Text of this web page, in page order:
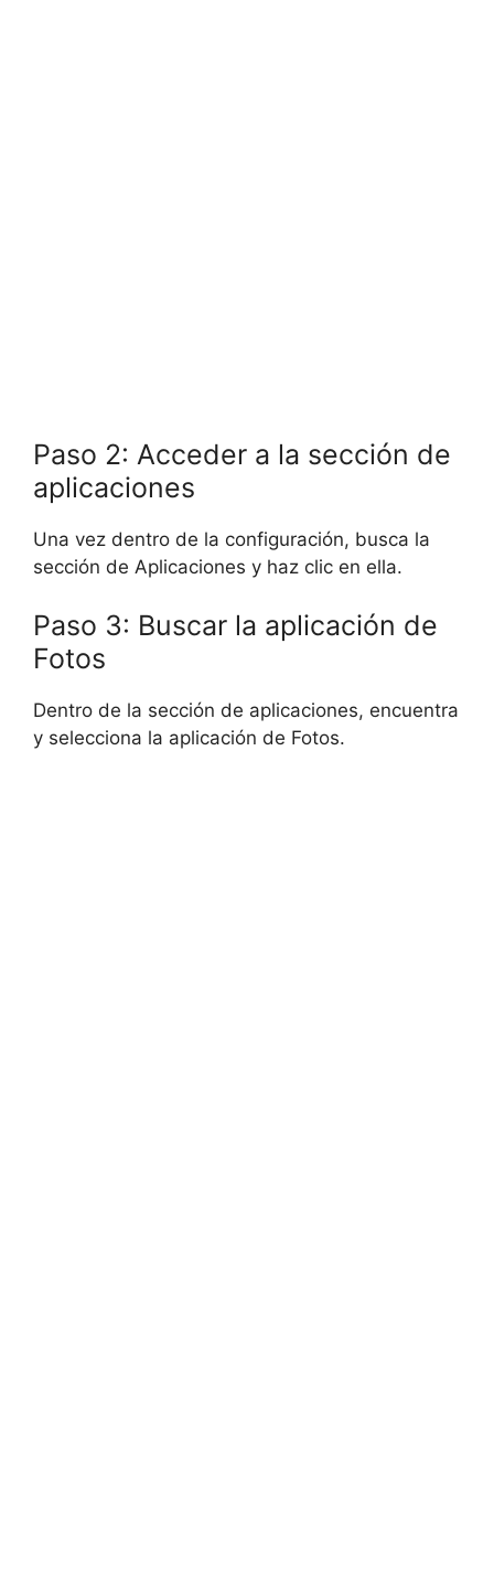
Paso 2: Acceder a la sección de
aplicaciones
Una vez dentro de la configuración, busca la
sección de Aplicaciones y haz clic en ella.
Paso 3: Buscar la aplicación de
Fotos
Dentro de la sección de aplicaciones, encuentra
y selecciona la aplicación de Fotos.